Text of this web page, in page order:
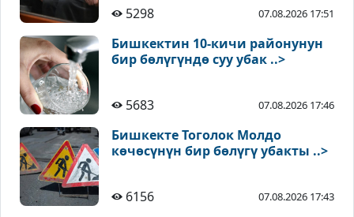
5298
07.08.2026 17:51
Бишкектин 10-кичи районунун
бир бөлүгүндө суу убак ..>
5683 07.08.2026 17:46
Бишкекте Тоголок Молдо
көчөсүнүн бир бөлүгү убакты ..>
6156 07.08.2026 17:43